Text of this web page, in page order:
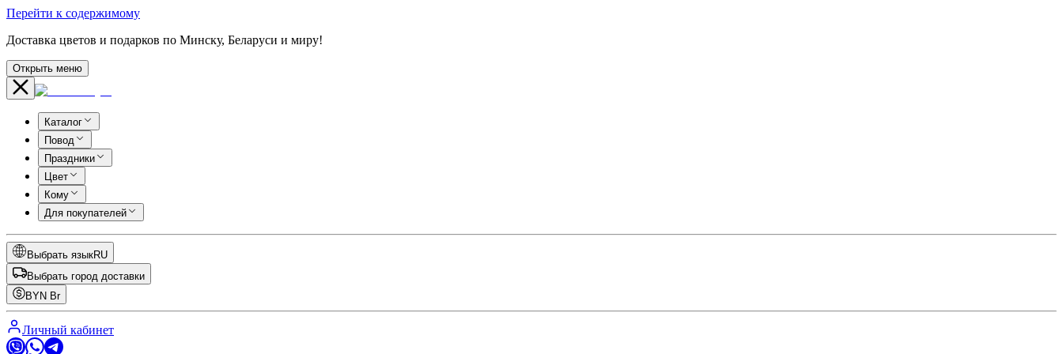
Перейти к содержимому
Доставка цветов и подарков по Минску, Беларуси и миру!
Открыть меню
Каталог
Повод
Праздники
Цвет
Кому
Для покупателей
Выбрать языкRU
Выбрать город доставки
BYN Br
Личный кабинет